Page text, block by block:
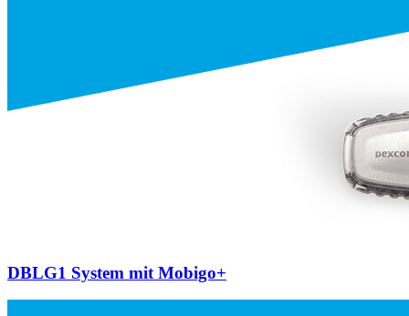
DBLG1 System mit Mobigo+